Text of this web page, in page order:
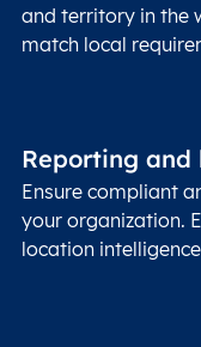
and territory in the
match local
Reporting and
Ensure compliant
your organization.
location